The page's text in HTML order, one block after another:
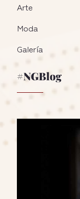
Arte
Moda
Galería
#NGBlog